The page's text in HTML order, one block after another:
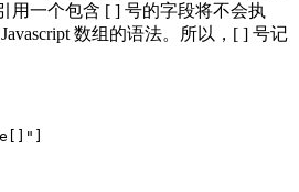
用一个包含 [ ] 号的字段将不会执
数组的语法。所以，[ ] 号记
"